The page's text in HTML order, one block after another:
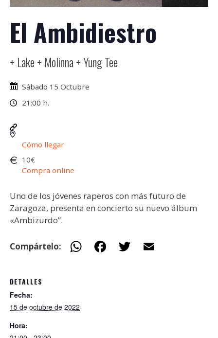
El Ambidiestro
+ Lake + Molinna + Yung Tee
Sábado 15 Octubre
21:00 h.
Cómo llegar
10€
Compra online
Uno de los jóvenes raperos con más futuro de
Zaragoza, presenta en concierto su nuevo álbum
«Ambizurdo”.
Compártelo: W
DETALLES
Fecha:
15 de octubre de 2022
Hora: